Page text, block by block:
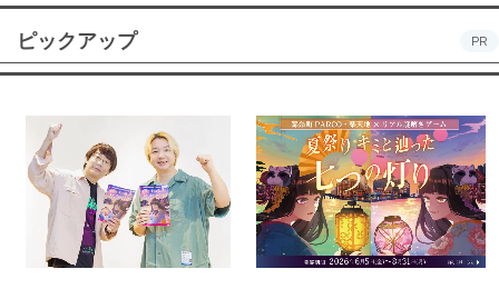
ピックアップ PR